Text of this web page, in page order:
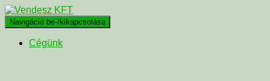
Navigáció be-/kikapcsolása
Cégünk